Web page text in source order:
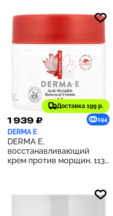
Доставка 199 р.
1 939 ₽ 194
DERMA E
DERMA E,
восстанавливающий
крем против морщин, 113